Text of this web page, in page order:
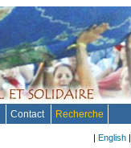
Contact Recherche
| English |